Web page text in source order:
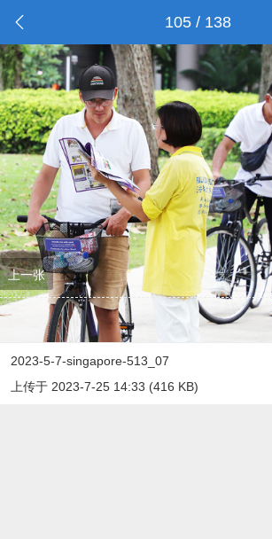
105 / 138
上一张
2023-5-7-singapore-513_07
上传于 2023-7-25 14:33 (416 KB)